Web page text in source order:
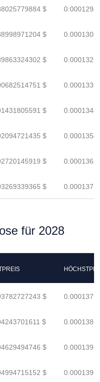
$
$
$
$
$
$
$
$
für 2028
$
$
$
$